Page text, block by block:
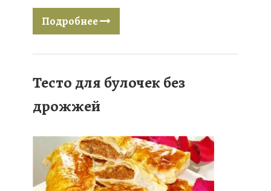
Подробнее
Тесто для булочек без
дрожжей